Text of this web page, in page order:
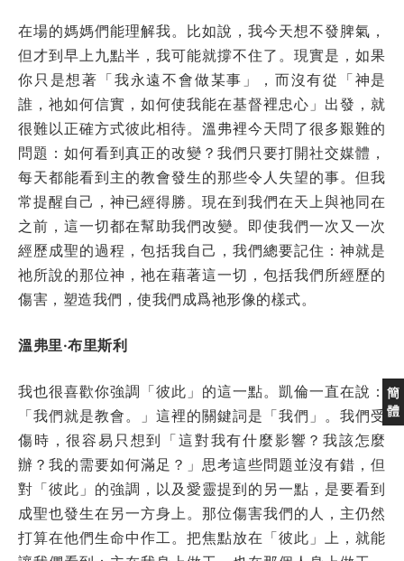
在場的媽媽們能理解我。比如說，我今天想不發脾氣，
但才到早上九點半，我可能就撐不住了。現實是，如果
你只是想著「我永遠不會做某事」，而沒有從「神是
誰，祂如何信實，如何使我能在基督裡忠心」出發，就
很難以正確方式彼此相待。溫弗裡今天問了很多艱難的
問題：如何看到真正的改變？我們只要打開社交媒體，
每天都能看到主的教會發生的那些令人失望的事。但我
常提醒自己，神已經得勝。現在到我們在天上與祂同在
之前，這一切都在幫助我們改變。即使我們一次又一次
經歷成聖的過程，包括我自己，我們總要記住：神就是
祂所說的那位神，祂在藉著這一切，包括我們所經歷的
傷害，塑造我們，使我們成爲祂形像的樣式。
溫弗里·布里斯利
我也很喜歡你強調「彼此」的這一點。凱倫一直在說：
「我們就是教會。」這裡的關鍵詞是「我們」。我們受
傷時，很容易只想到「這對我有什麼影響？我該怎麼
辦？我的需要如何滿足？」思考這些問題並沒有錯，但
對「彼此」的強調，以及愛靈提到的另一點，是要看到
成聖也發生在另一方身上。那位傷害我們的人，主仍然
打算在他們生命中作工。把焦點放在「彼此」上，就能
簡
體